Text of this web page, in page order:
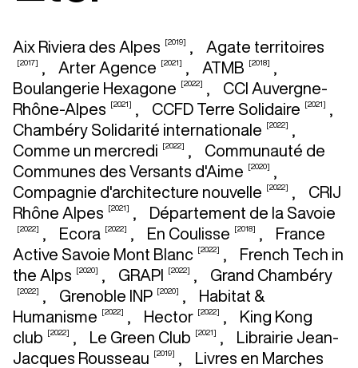
Aix Riviera des Alpes [2019] Agate territoires
[2017] Arter Agence [2021] ATMB [2018]
Boulangerie Hexagone
[2022]
CCI Auvergne-
Rhône-Alpes
[2021] CCFD Terre Solidaire [2021]
Chambéry Solidarité internationale
[2022]
Comme un mercredi
[2022]
Communauté de
Communes des Versants d'Aime
[2020]
Compagnie d'architecture nouvelle
[2022]
CRIJ
Rhône Alpes
[2021] Département de la Savoie
[2022] Ecora [2022] En Coulisse [2018]
France
Active Savoie Mont Blanc
[2022]
French Tech in
the Alps
[2020] GRAPI [2022] Grand Chambéry
[2022] Grenoble INP [2020]
Habitat &
Humanisme
[2022] Hector [2022]
King Kong
club
[2022] Le Green Club [2021]
Librairie Jean-
Jacques Rousseau
[2019] Livres en Marches